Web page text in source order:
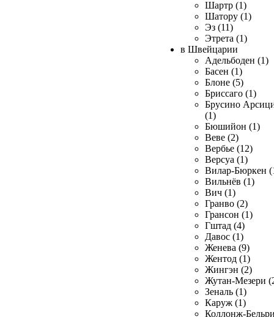
Шартр (1)
Шатору (1)
Эз (11)
Этрета (1)
в Швейцарии
Адельбоден (1)
Басен (1)
Блоне (5)
Бриссаго (1)
Брусино
(1)
Бюшийон (1)
Веве (2)
Вербье (12)
Версуа (1)
Вилар-Бюркен
Вильнёв (1)
Вич (1)
Гранво (2)
Грансон (1)
Гштад (4)
Давос (1)
Женева (9)
Жентод (1)
Жингэн (2)
Жутан-Мезери
Зеналь (1)
Каруж (1)
Коллонж-